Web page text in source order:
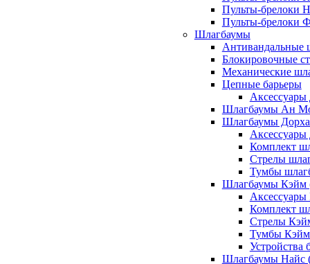
Пульты-брелоки
Пульты-брелоки
Шлагбаумы
Антивандальные
Блокировочные
Механические
Цепные барьеры
Аксессуары
Шлагбаумы Ан
Шлагбаумы
Комплект
Стрелы
Тумбы
Шлагбаумы Кэйм
Комплект
Стрелы
Тумбы
Устройства
Шлагбаумы Найс